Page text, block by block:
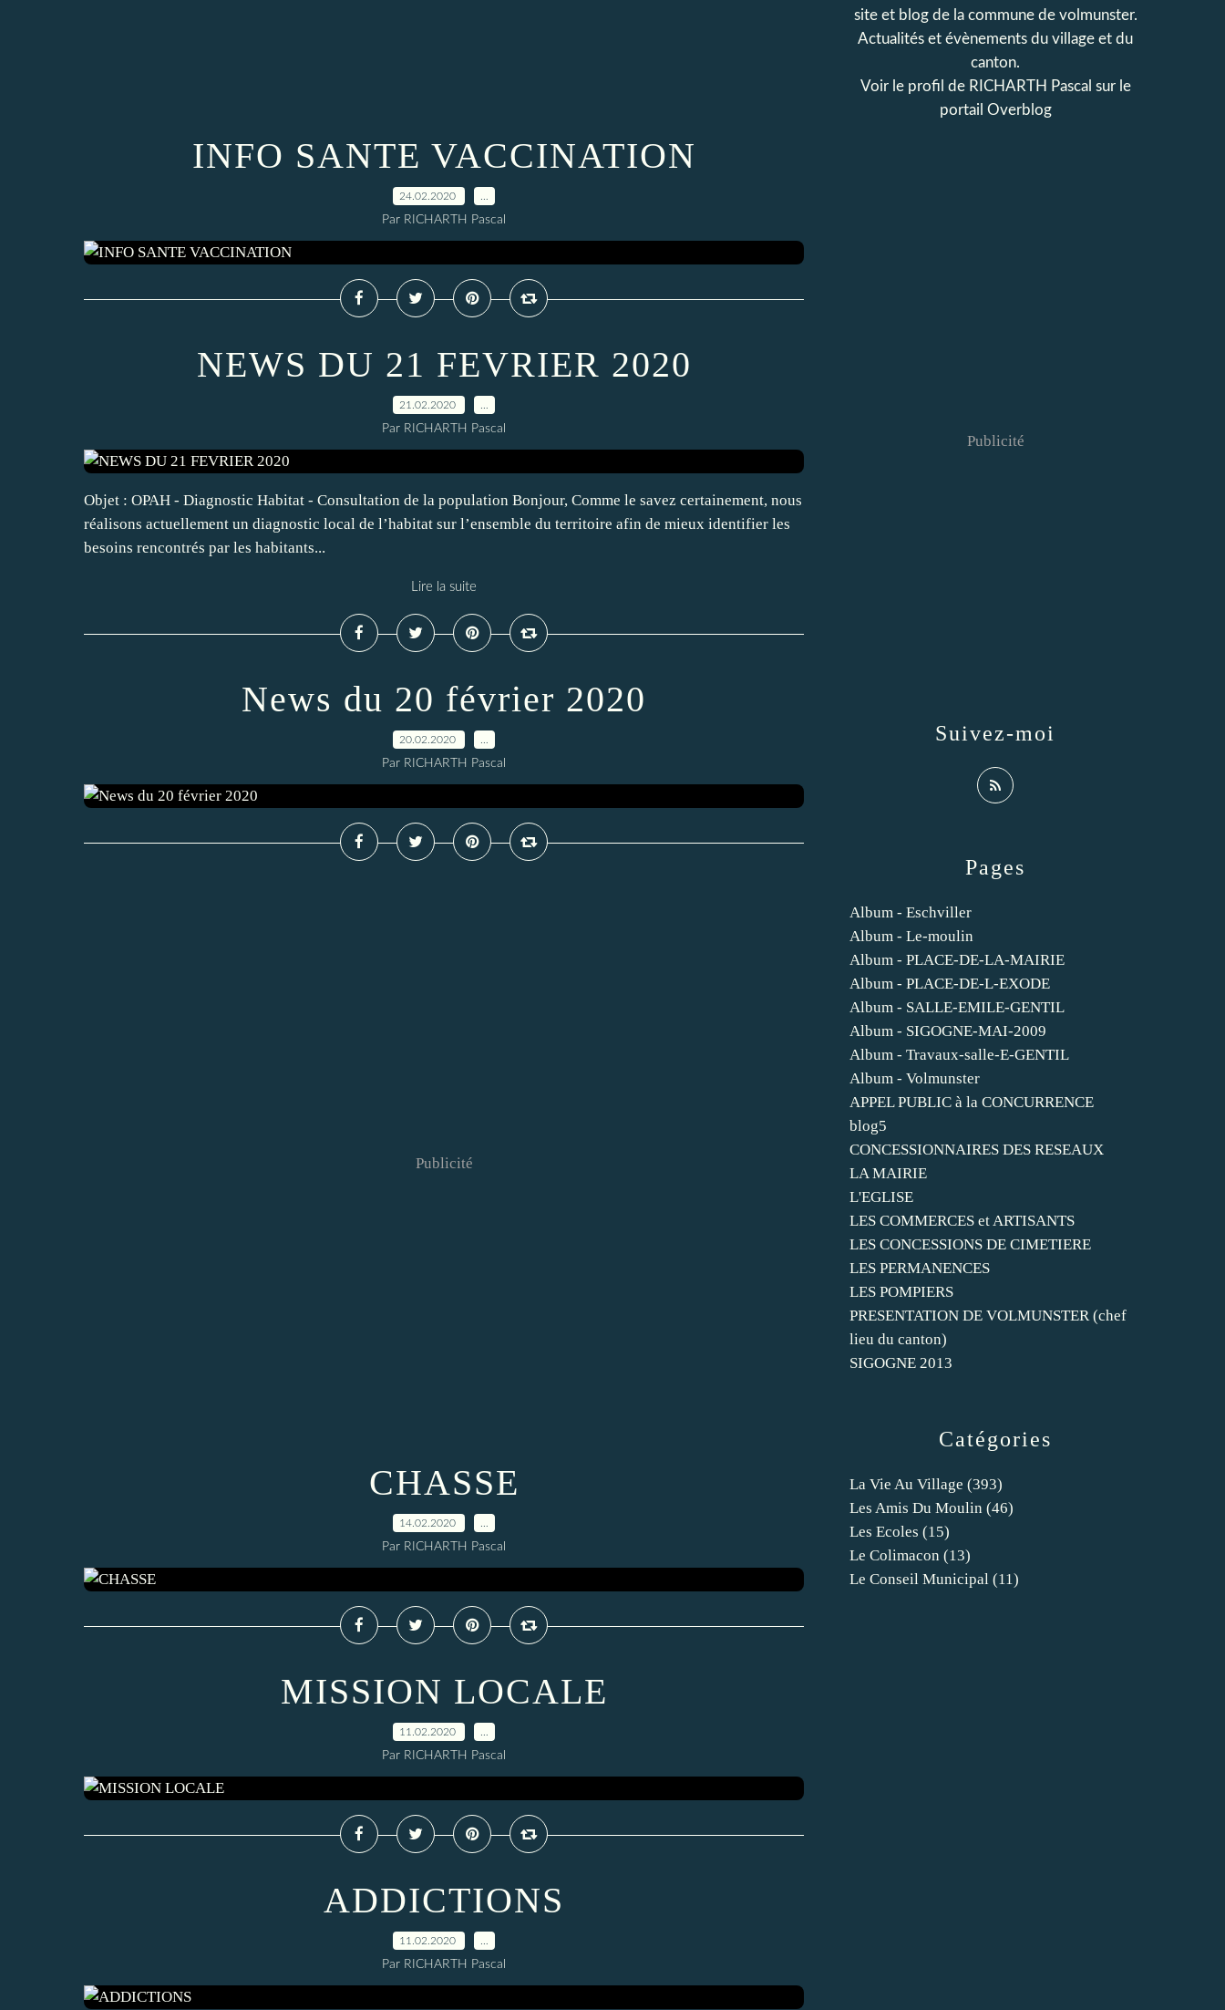
INFO SANTE VACCINATION
24.02.2020
Par RICHARTH Pascal
NEWS DU 21 FEVRIER 2020
21.02.2020
Par RICHARTH Pascal
Objet : OPAH - Diagnostic Habitat - Consultation de la population Bonjour, Comme le savez certainement, nous
réalisons actuellement un diagnostic local de l’habitat sur l’ensemble du territoire afin de mieux identifier les
besoins rencontrés par les habitants...
Lire la suite
News du 20 février 2020
20.02.2020
Par RICHARTH Pascal
Publicité
CHASSE
14.02.2020
Par RICHARTH Pascal
MISSION LOCALE
11.02.2020
Par RICHARTH Pascal
ADDICTIONS
11.02.2020
Par RICHARTH Pascal
Catégories
La Vie Au Village (393)
Les Amis Du Moulin (46)
Les Ecoles (15)
Le Colimacon (13)
Le Conseil Municipal (11)
Pages
Album - Eschviller
Album - Le-moulin
Album - PLACE-DE-LA-MAIRIE
Album - PLACE-DE-L-EXODE
Album - SALLE-EMILE-GENTIL
Album - SIGOGNE-MAI-2009
Album - Travaux-salle-E-GENTIL
Album - Volmunster
APPEL PUBLIC à la CONCURRENCE
blog5
CONCESSIONNAIRES DES RESEAUX
LA MAIRIE
L'EGLISE
LES COMMERCES et ARTISANTS
LES CONCESSIONS DE CIMETIERE
LES PERMANENCES
LES POMPIERS
PRESENTATION DE VOLMUNSTER (chef
lieu du canton)
SIGOGNE 2013
site et blog de la commune de volmunster.
Actualités et évènements du village et du
canton.
Voir le profil de RICHARTH Pascal sur le
portail Overblog
Suivez-moi
Publicité